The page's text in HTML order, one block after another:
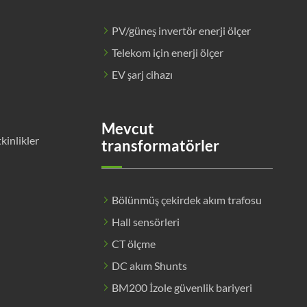
PV/güneş invertör enerji ölçer
Telekom için enerji ölçer
EV şarj cihazı
Mevcut
transformatörler
Bölünmüş çekirdek akım trafosu
Hall sensörleri
CT ölçme
DC akım Shunts
BM200 İzole güvenlik bariyeri